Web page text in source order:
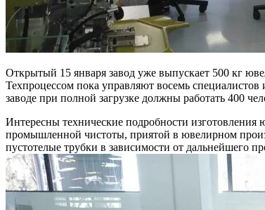
Открытый 15 января завод уже выпускает 500 кг
Техпроцессом пока управляют восемь
заводе при полной загрузке должны работать 400
Интересны технические подробности изготовления
промышленной чистоты, приятой в ювелирном
пустотелые трубки в зависимости от дальнейшего